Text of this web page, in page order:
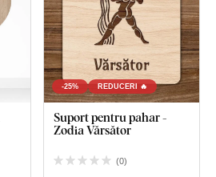
-25% REDUCERI 🔥
Suport pentru pahar -
Zodia Vărsător
(0)